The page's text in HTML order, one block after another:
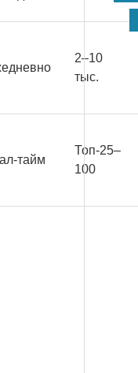
2–10
тыс.
тайм
Топ-25–
100